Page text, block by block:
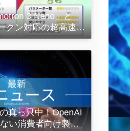
3 Nano」と
クン対応の超高速
真っ只中！OpenAI
い消費者向け製品